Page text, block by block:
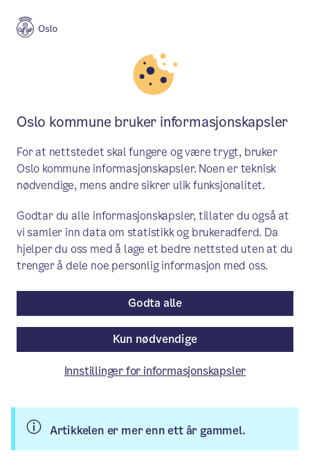
Fyll dagene-arrangementet
2024 – en dag full av
muligheter
For andre år på rad har vi fått lov til å
arrangere "Fyll dagene" på Rådhuset i
Oslo. Kom og møt oss tirsdag 24.
september, fra kl. 10.00 til 14.00 i
Rådhushallen.
Av Velferdsetaten
Artikkelen er mer enn ett år gammel.
Oslo kommune bruker informasjonskapsler
For at nettstedet skal fungere og være trygt, bruker
Oslo kommune informasjonskapsler. Noen er teknisk
nødvendige, mens andre sikrer ulik funksjonalitet.
Godtar du alle informasjonskapsler, tillater du også at
vi samler inn data om statistikk og brukeradferd. Da
hjelper du oss med å lage et bedre nettsted uten at du
trenger å dele noe personlig informasjon med oss.
Kun nødvendige
Godta alle
Innstillinger for informasjonskapsler